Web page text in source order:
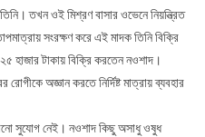
তখন ওই মিশ্রণ বাসার ওভেনে নিয়ন্ত্রিত
সংরক্ষণ করে এই মাদক তিনি বিক্রি
হাজার টাকায় বিক্রি করতেন নওশাদ।
রোগীকে অজ্ঞান করতে নির্দিষ্ট মাত্রায় ব্যবহার
সুযোগ নেই। নওশাদ কিছু অসাধু ওষুধ